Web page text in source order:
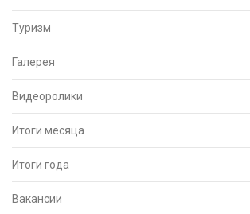
Туризм
Галерея
Видеоролики
Итоги месяца
Итоги года
Вакансии